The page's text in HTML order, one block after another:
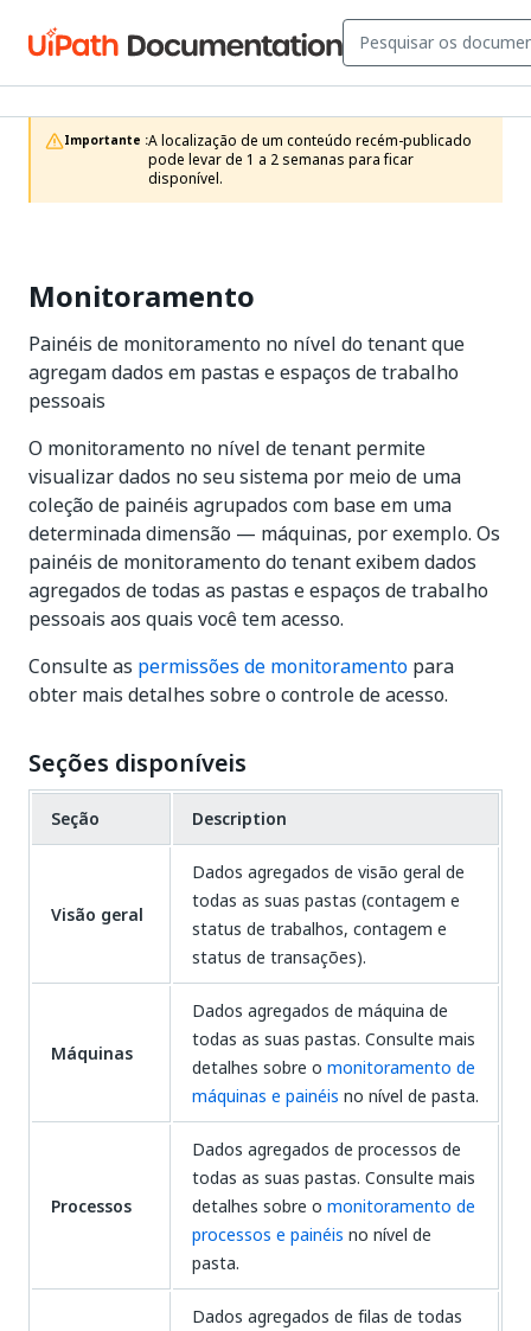
Importante :A localização de um conteúdo recém-publicado
pode levar de 1 a 2 semanas para ficar
disponível.
Monitoramento
Painéis de monitoramento no nível do tenant que
agregam dados em pastas e espaços de trabalho
pessoais
O monitoramento no nível de tenant permite
visualizar dados no seu sistema por meio de uma
coleção de painéis agrupados com base em uma
determinada dimensão — máquinas, por exemplo. Os
painéis de monitoramento do tenant exibem dados
agregados de todas as pastas e espaços de trabalho
pessoais aos quais você tem acesso.
Consulte as permissões de monitoramento para
obter mais detalhes sobre o controle de acesso.
Seções disponíveis
Seção Description
Visão geral
Dados agregados de visão geral de
todas as suas pastas (contagem e
status de trabalhos, contagem e
status de transações).
Máquinas
Dados agregados de máquina de
todas as suas pastas. Consulte mais
detalhes sobre o monitoramento de
máquinas e painéis no nível de pasta.
Processos
Dados agregados de processos de
todas as suas pastas. Consulte mais
detalhes sobre o monitoramento de
processos e painéis no nível de
pasta.
Dados agregados de filas de todas